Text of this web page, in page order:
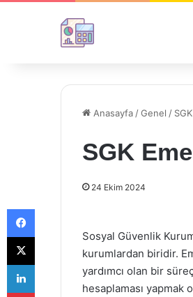
Anasayfa /Genel /
SGK
24 Ekim 2024
Sosyal Güvenlik
kurumlardan biridir.
yardımcı olan bir
hesaplaması
Facebook
X
LinkedIn
Pinterest